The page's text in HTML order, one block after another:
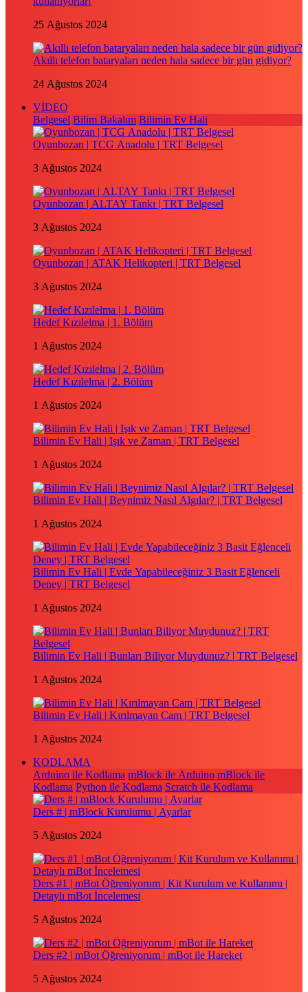
25 Ağustos 2024
Akıllı telefon bataryaları neden hala sadece bir gün gidiyor?
24 Ağustos 2024
VİDEO
Belgesel Bilim Bakalım Bilimin Ev Hali
Oyunbozan | TCG Anadolu | TRT Belgesel
3 Ağustos 2024
Oyunbozan | ALTAY Tankı | TRT Belgesel
3 Ağustos 2024
Oyunbozan | ATAK Helikopteri | TRT Belgesel
3 Ağustos 2024
Hedef Kızılelma | 1. Bölüm
1 Ağustos 2024
Hedef Kızılelma | 2. Bölüm
1 Ağustos 2024
Bilimin Ev Hali | Işık ve Zaman | TRT Belgesel
1 Ağustos 2024
Bilimin Ev Hali | Beynimiz Nasıl Algılar? | TRT Belgesel
1 Ağustos 2024
Bilimin Ev Hali | Evde Yapabileceğiniz 3 Basit Eğlenceli
Deney | TRT Belgesel
1 Ağustos 2024
Bilimin Ev Hali | Bunları Biliyor Muydunuz? | TRT Belgesel
1 Ağustos 2024
Bilimin Ev Hali | Kırılmayan Cam | TRT Belgesel
1 Ağustos 2024
KODLAMA
Arduino ile Kodlama mBlock ile Arduino mBlock ile
Kodlama Python ile Kodlama Scratch ile Kodlama
Ders # | mBlock Kurulumu | Ayarlar
5 Ağustos 2024
Ders #1 | mBot Öğreniyorum | Kit Kurulum ve Kullanımı |
Detaylı mBot İncelemesi
5 Ağustos 2024
Ders #2 | mBot Öğreniyorum | mBot ile Hareket
5 Ağustos 2024